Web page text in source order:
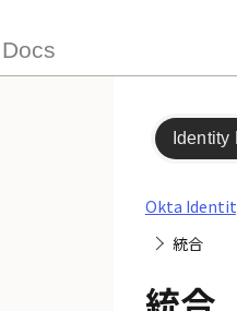
Docs
Identity
Okta
統合